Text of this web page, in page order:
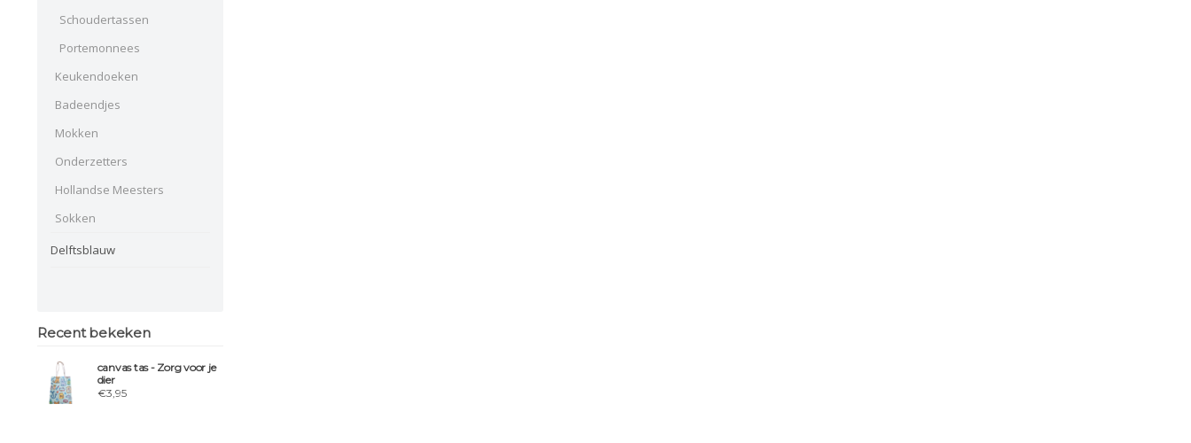
Schoudertassen
Portemonnees
Keukendoeken
Badeendjes
Mokken
Onderzetters
Hollandse Meesters
Sokken
Delftsblauw
Recent bekeken
canvas tas - Zorg voor je
dier
€3,95